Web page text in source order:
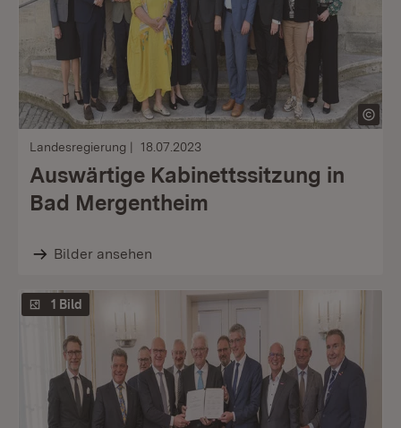
Landesregierung 18.07.2023
Auswärtige Kabinettssitzung in
Bad Mergentheim
Bilder ansehen
1 Bild